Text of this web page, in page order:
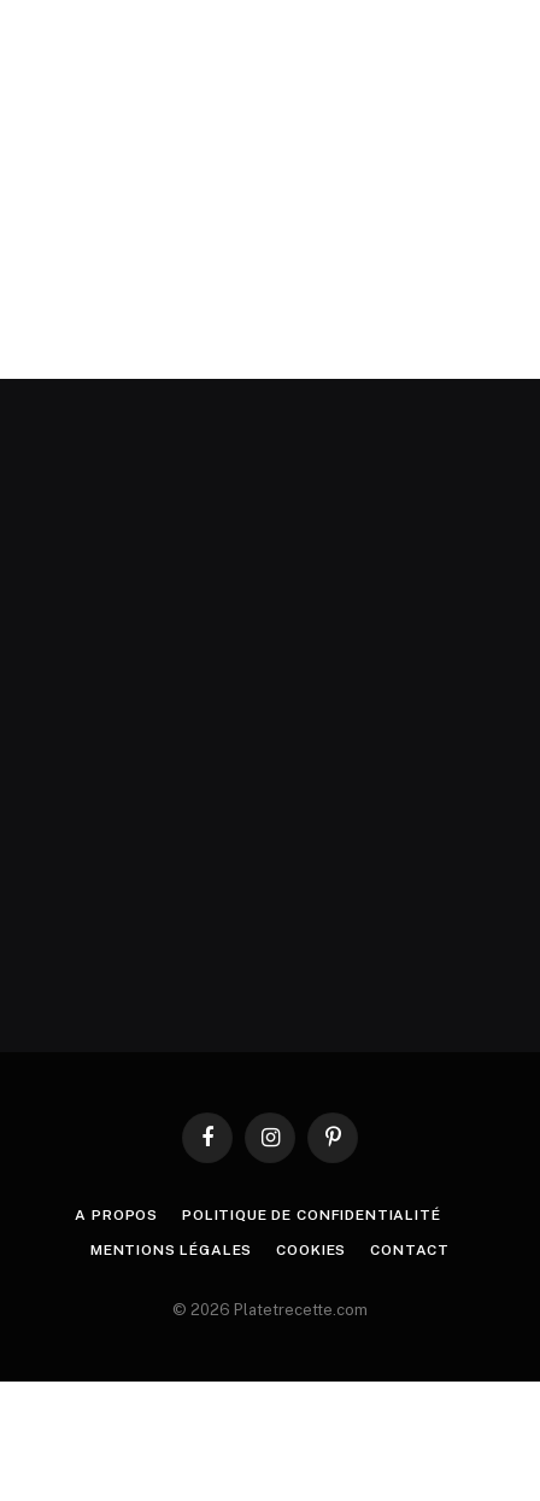
FacebookInstagramPinterest
A PROPOS POLITIQUE DE CONFIDENTIALITÉ
MENTIONS LÉGALES COOKIES CONTACT
© 2026 Platetrecette.com